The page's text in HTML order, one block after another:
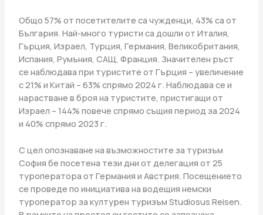
Общо 57% от посетителите са чужденци, 43% са от
България. Най-много туристи са дошли от Италия,
Гърция, Израел, Турция, Германия, Великобритания,
Испания, Румъния, САЩ, Франция. Значителен ръст
се наблюдава при туристите от Гърция – увеличение
с 21% и Китай – 63% спрямо 2024 г. Наблюдава се и
нарастване в броя на туристите, пристигащи от
Израел – 144% повече спрямо същия период за 2024
и 40% спрямо 2023 г.
С цел опознаване на възможностите за туризъм
София бе посетена тези дни от делегация от 25
туроператора от Германия и Австрия. Посещението
се проведе по инициатива на водещия немски
туроператор за културен туризъм Studiosus Reisen.